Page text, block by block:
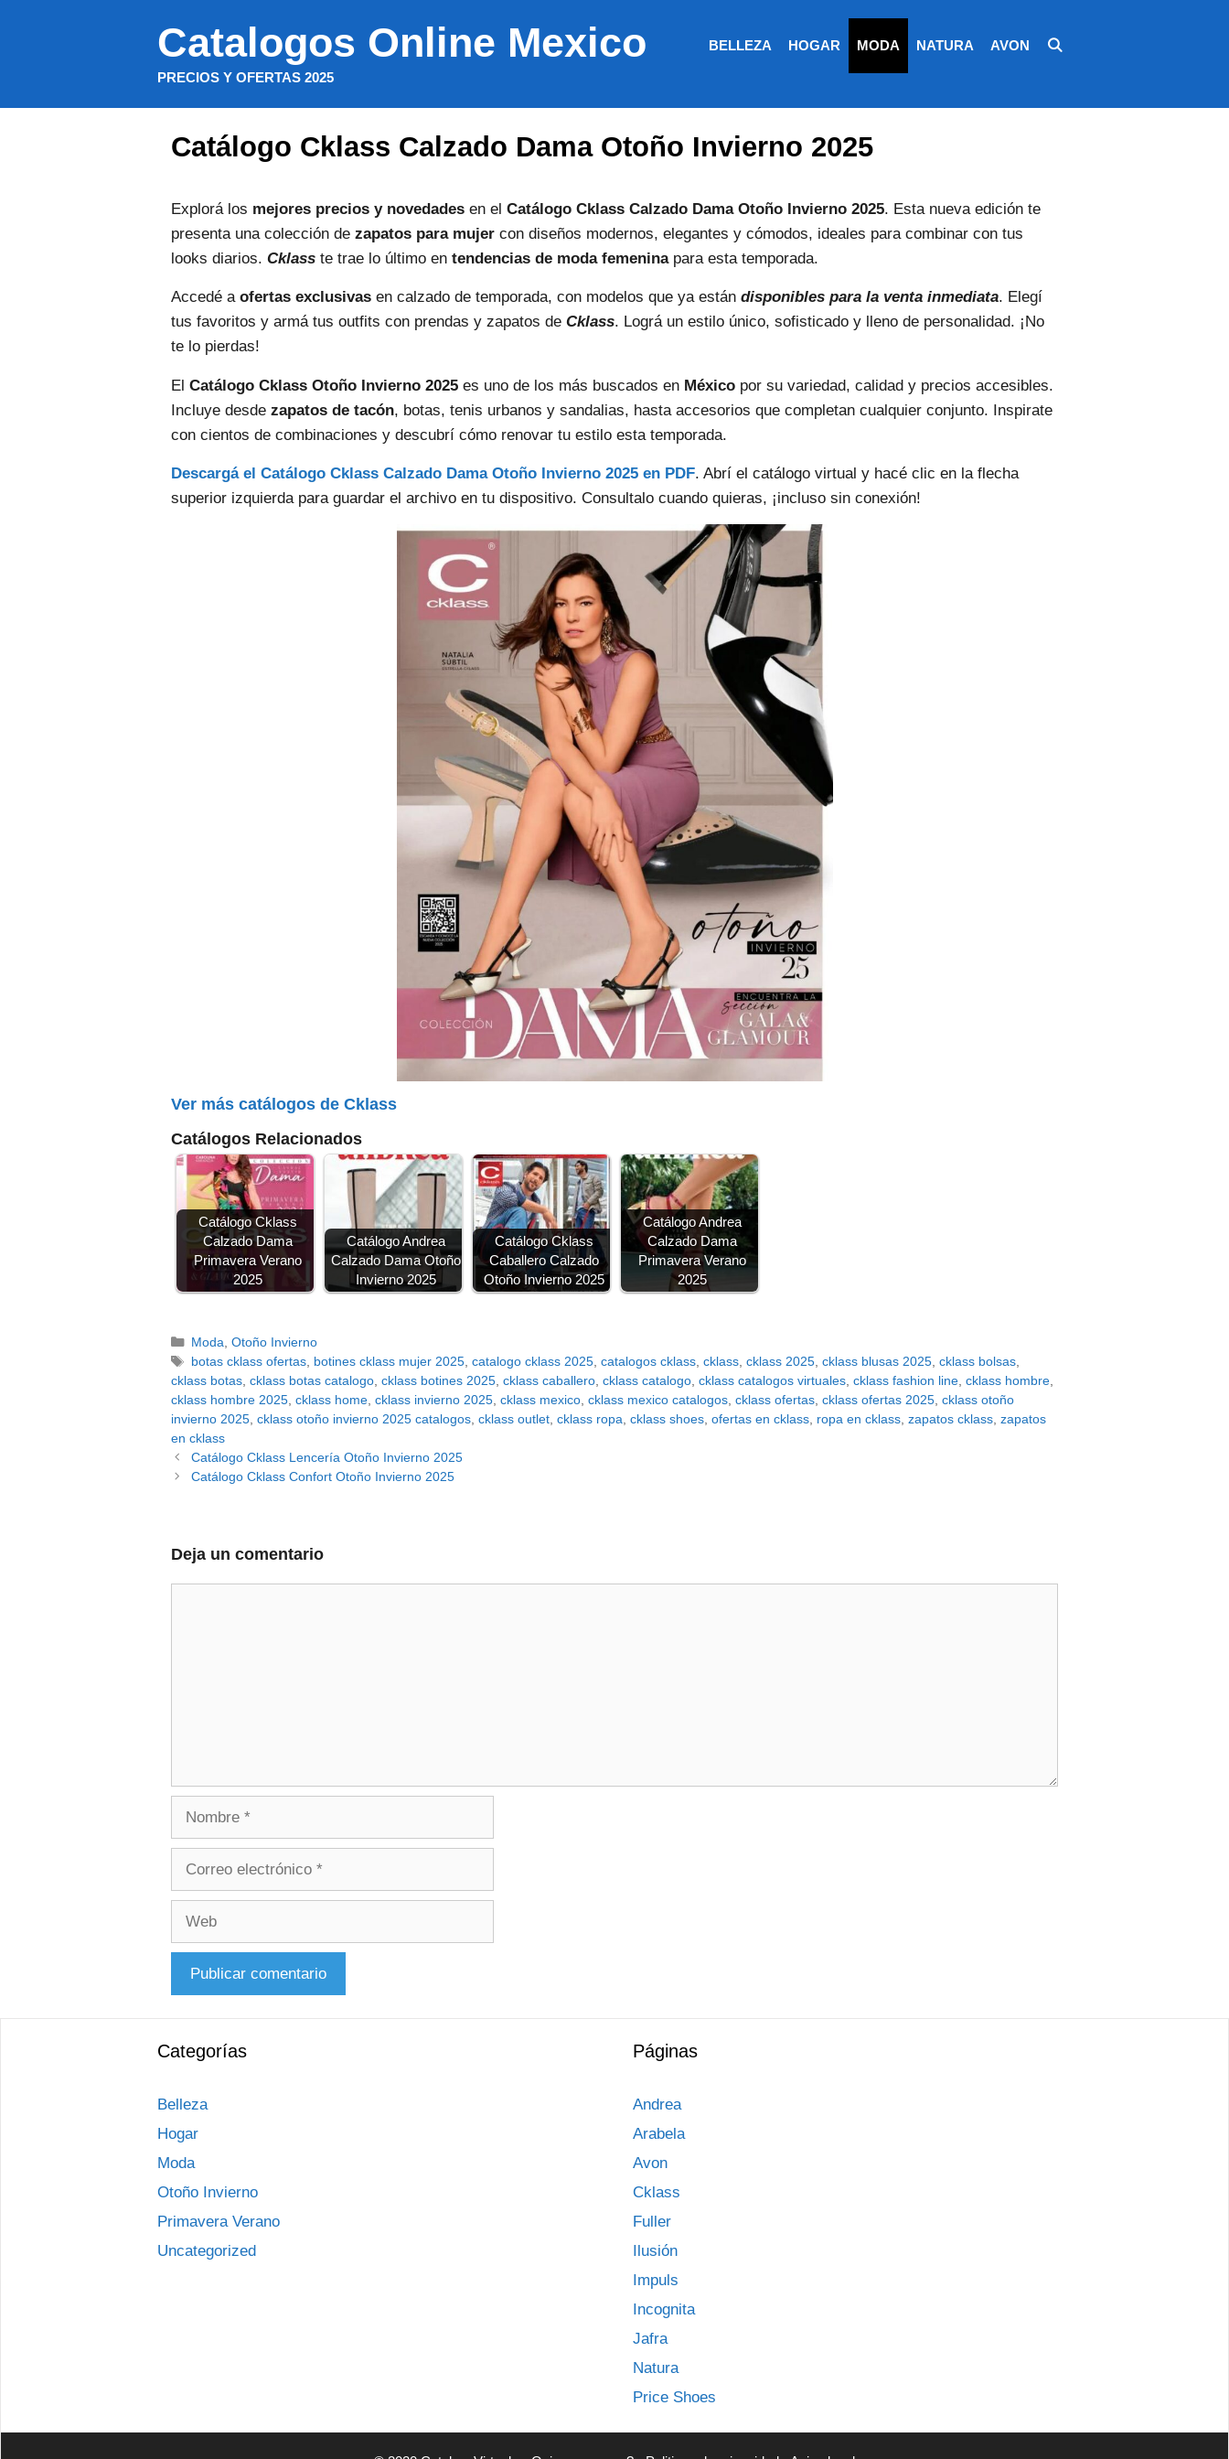
Catalogos Online Mexico
PRECIOS Y OFERTAS 2025
BELLEZA HOGAR MODA NATURA AVON
Catálogo Cklass Calzado Dama Otoño Invierno 2025
Explorá los mejores precios y novedades en el Catálogo Cklass Calzado Dama Otoño Invierno 2025. Esta nueva edición te
presenta una colección de zapatos para mujer con diseños modernos, elegantes y cómodos, ideales para combinar con tus
looks diarios. Cklass te trae lo último en tendencias de moda femeninapara esta temporada.
Accedé a ofertas exclusivas en calzado de temporada, con modelos que ya están disponibles para la venta inmediata. Elegí
tus favoritos y armá tus outfits con prendas y zapatos de Cklass. Lográ un estilo único, sofisticado y lleno de personalidad. ¡No
te lo pierdas!
El Catálogo Cklass Otoño Invierno 2025 es uno de los más buscados en México por su variedad, calidad y precios accesibles.
Incluye desde zapatos de tacón, botas, tenis urbanos y sandalias, hasta accesorios que completan cualquier conjunto. Inspirate
con cientos de combinaciones y descubrí cómo renovar tu estilo esta temporada.
Descargá el Catálogo Cklass Calzado Dama Otoño Invierno 2025 en PDF. Abrí el catálogo virtual y hacé clic en la flecha
superior izquierda para guardar el archivo en tu dispositivo. Consultalo cuando quieras, ¡incluso sin conexión!
Ver más catálogos de Cklass
Catálogos Relacionados
Catálogo Cklass
Calzado Dama
Primavera Verano
2025
Catálogo Andrea
Calzado Dama Otoño
Invierno 2025
Catálogo Cklass
Caballero Calzado
Otoño Invierno 2025
Catálogo Andrea
Calzado Dama
Primavera Verano
2025
Categorías
Moda Otoño Invierno
Etiquetas
botas cklass ofertas, botines cklass mujer 2025, catalogo cklass 2025, catalogos cklass, cklass, cklass 2025, cklass blusas 2025, cklass bolsas,
cklass botas cklass botas catalogo cklass botines 2025 cklass caballero cklass catalogo cklass catalogos virtuales cklass fashion line cklass hombre
cklass hombre 2025 cklass home cklass invierno 2025 cklass mexico cklass mexico catalogos cklass ofertas cklass ofertas 2025 cklass otoño
invierno 2025 cklass otoño invierno 2025 catalogos cklass outlet cklass ropa cklass shoes ofertas en cklass ropa en cklass zapatos cklass zapatos
en cklass
Catálogo Cklass Lencería Otoño Invierno 2025
Catálogo Cklass Confort Otoño Invierno 2025
Deja un comentario
Categorías
Belleza
Hogar
Moda
Otoño Invierno
Primavera Verano
Uncategorized
Páginas
Andrea
Arabela
Avon
Cklass
Fuller
Ilusión
Impuls
Incognita
Jafra
Natura
Price Shoes